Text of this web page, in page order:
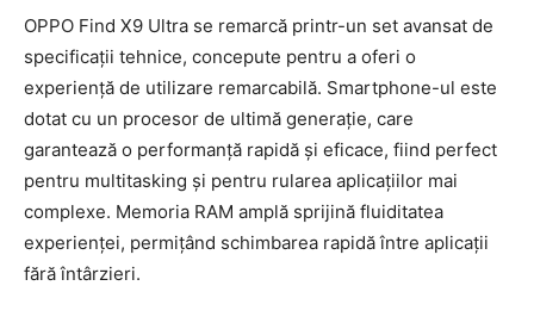
OPPO Find X9 Ultra se remarcă printr-un set avansat de
specificații tehnice, concepute pentru a oferi o
experiență de utilizare remarcabilă. Smartphone-ul este
dotat cu un procesor de ultimă generație, care
garantează o performanță rapidă și eficace, fiind perfect
pentru multitasking și pentru rularea aplicațiilor mai
complexe. Memoria RAM amplă sprijină fluiditatea
experienței, permițând schimbarea rapidă între aplicații
fără întârzieri.